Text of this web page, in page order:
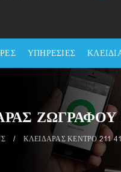
ΥΠΗΡΕΣΙΕΣ
ΖΩΓΡΑΦΟΥ
/ ΚΛΕΙΔΑΡΑΣ ΚΕΝΤΡΟ 211